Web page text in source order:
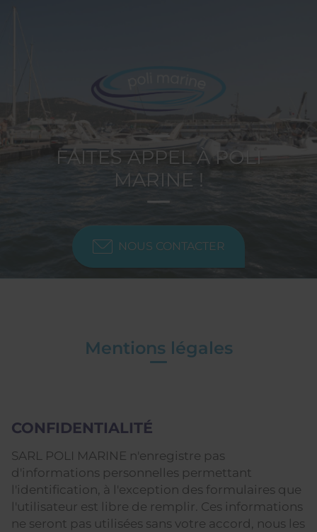
FAITES APPEL À POLI
MARINE !
NOUS CONTACTER
Mentions légales
CONFIDENTIALITÉ
SARL POLI MARINE n'enregistre pas
d'informations personnelles permettant
l'identification, à l'exception des formulaires que
l'utilisateur est libre de remplir. Ces informations
ne seront pas utilisées sans votre accord, nous les